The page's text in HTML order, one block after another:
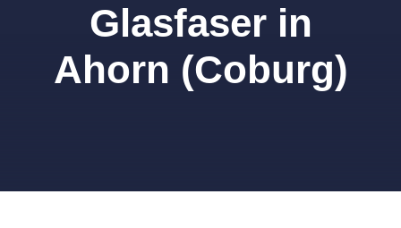
Glasfaser in
Ahorn (Coburg)